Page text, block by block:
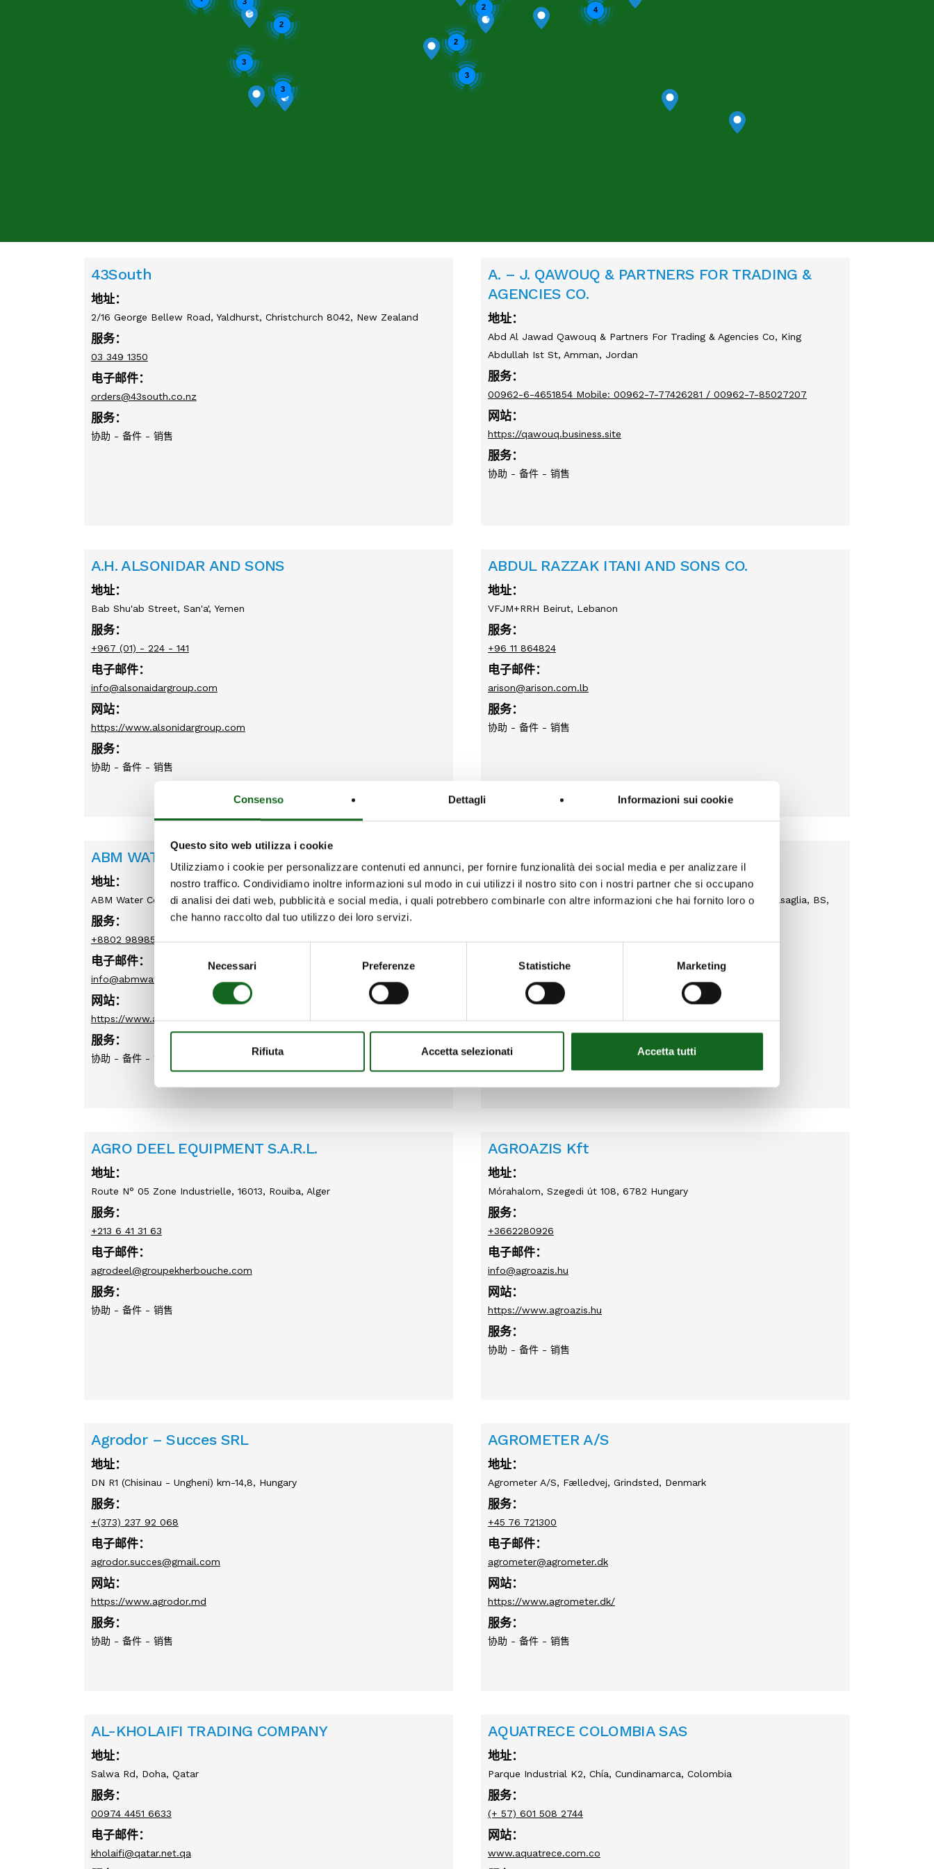
Consenso Dettagli Informazioni sui cookie
Questo sito web utilizza i cookie
Utilizziamo i cookie per personalizzare contenuti ed annunci, per fornire funzionalità dei social media e per analizzare il
nostro traffico. Condividiamo inoltre informazioni sul modo in cui utilizzi il nostro sito con i nostri partner che si occupano
di analisi dei dati web, pubblicità e social media, i quali potrebbero combinarle con altre informazioni che hai fornito loro o
che hanno raccolto dal tuo utilizzo dei loro servizi.
consenso
Necessari Preferenze Statistiche Marketing
Rifiuta Accetta selezionati Accetta tutti
2
4
3
3
2
2
3
43South
地址：
2/16 George Bellew Road, Yaldhurst, Christchurch 8042, New Zealand
服务：
03 349 1350
电子邮件：
orders@43south.co.nz
服务：
协助 - 备件 - 销售
A. – J. QAWOUQ & PARTNERS FOR TRADING &
AGENCIES CO.
地址：
Abd Al Jawad Qawouq & Partners For Trading & Agencies Co, King
Abdullah Ist St, Amman, Jordan
服务：
00962-6-4651854 Mobile: 00962-7-77426281 / 00962-7-85027207
网站：
https://qawouq.business.site
服务：
协助 - 备件 - 销售
A.H. ALSONIDAR AND SONS
地址：
Bab Shu'ab Street, San'a', Yemen
服务：
+967 (01) - 224 - 141
电子邮件：
info@alsonaidargroup.com
网站：
https://www.alsonidargroup.com
服务：
协助 - 备件 - 销售
ABDUL RAZZAK ITANI AND SONS CO.
地址：
VFJM+RRH Beirut, Lebanon
服务：
+96 11 864824
电子邮件：
arison@arison.com.lb
服务：
协助 - 备件 - 销售
ABM WATER COMPANY LTD
地址：
ABM Water Company Ltd, House B/113 Mosque Road, Dacca, Bangladesh
服务：
+8802 9898587, +8802 9880152
电子邮件：
info@abmwater.com
网站：
https://www.abmwater.com
服务：
协助 - 备件 - 销售
地址：
Acqua Sistem s.r.l. di Vassalli L. & C., Via Industria, Torbole Casaglia, BS,
服务：
电子邮件：
info@ipta.it
服务：
协助
AGRO DEEL EQUIPMENT S.A.R.L.
地址：
Route N° 05 Zone Industrielle, 16013, Rouiba, Alger
服务：
+213 6 41 31 63
电子邮件：
agrodeel@groupekherbouche.com
服务：
协助 - 备件 - 销售
AGROAZIS Kft
地址：
Mórahalom, Szegedi út 108, 6782 Hungary
服务：
+3662280926
电子邮件：
info@agroazis.hu
网站：
https://www.agroazis.hu
服务：
协助 - 备件 - 销售
Agrodor – Succes SRL
地址：
DN R1 (Chisinau - Ungheni) km-14,8, Hungary
服务：
+(373) 237 92 068
电子邮件：
agrodor.succes@gmail.com
网站：
https://www.agrodor.md
服务：
协助 - 备件 - 销售
AGROMETER A/S
地址：
Agrometer A/S, Fælledvej, Grindsted, Denmark
服务：
+45 76 721300
电子邮件：
agrometer@agrometer.dk
网站：
https://www.agrometer.dk/
服务：
协助 - 备件 - 销售
AL-KHOLAIFI TRADING COMPANY
地址：
Salwa Rd, Doha, Qatar
服务：
00974 4451 6633
电子邮件：
kholaifi@qatar.net.qa
AQUATRECE COLOMBIA SAS
地址：
Parque Industrial K2, Chía, Cundinamarca, Colombia
服务：
(+ 57) 601 508 2744
网站：
www.aquatrece.com.co